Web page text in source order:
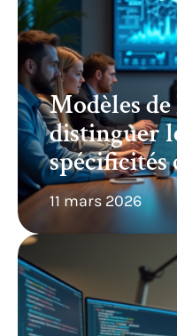
Modèles
distinguer
spécificités
11 mars 2026